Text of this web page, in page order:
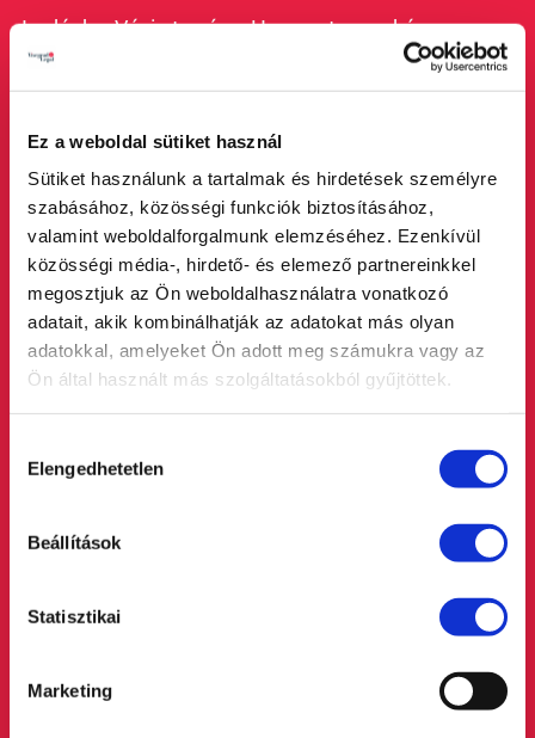
Ez a weboldal sütiket használ
Sütiket használunk a tartalmak és hirdetések személyre
szabásához, közösségi funkciók biztosításához,
valamint weboldalforgalmunk elemzéséhez. Ezenkívül
közösségi média-, hirdető- és elemező partnereinkkel
megosztjuk az Ön weboldalhasználatra vonatkozó
adatait, akik kombinálhatják az adatokat más olyan
adatokkal, amelyeket Ön adott meg számukra vagy az
Ön által használt más szolgáltatásokból gyűjtöttek.
kiválasztása
Elengedhetetlen
Beállítások
Statisztikai
Marketing
Irodánk a Váci utca és a Havas utca sarkán
helyezkedik el, amely utóbbi fizetős
parkolóövezetbe tartozik.
Az alábbi térképen megtekintheti a pontos
útvonalat.